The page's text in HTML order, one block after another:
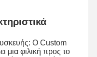
Βίντεο
Ο Custom
μια φιλική προς το